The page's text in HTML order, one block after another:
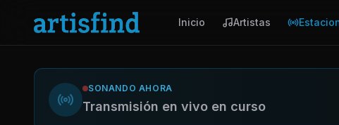
Inicio Artistas
SONANDO AHORA
Transmisión en vivo en curso